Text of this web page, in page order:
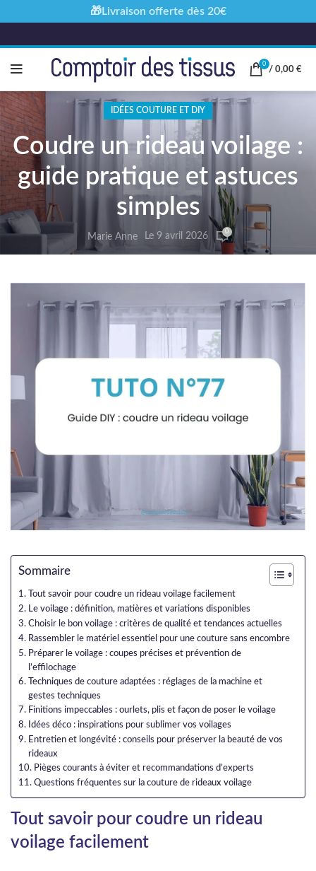
0
/ 0,00 €
IDÉES COUTURE ET DIY
Coudre un rideau voilage :
guide pratique et astuces
simples
Marie Anne Le 9 avril 2026 0
Sommaire
Tout savoir pour coudre un rideau voilage facilement
Le voilage : définition, matières et variations disponibles
Choisir le bon voilage : critères de qualité et tendances actuelles
Rassembler le matériel essentiel pour une couture sans encombre
Préparer le voilage : coupes précises et prévention de
l’effilochage
Techniques de couture adaptées : réglages de la machine et
gestes techniques
Finitions impeccables : ourlets, plis et façon de poser le voilage
Idées déco : inspirations pour sublimer vos voilages
Entretien et longévité : conseils pour préserver la beauté de vos
rideaux
Pièges courants à éviter et recommandations d’experts
Questions fréquentes sur la couture de rideaux voilage
Tout savoir pour coudre un rideau
voilage facilement
🎁Livraison offerte dès 20€